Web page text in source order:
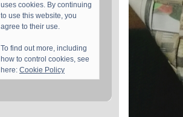
uses cookies. By continuing
to use this website, you
agree to their use.
To find out more, including
how to control cookies, see
here: Cookie Policy